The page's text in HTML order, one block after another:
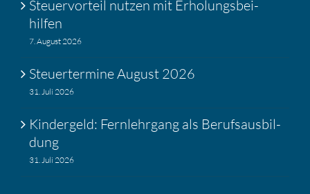
Steuer­vor­teil nutzen mit Erholungs­bei­
hilfen
7. August 2026
Steuer­ter­mine August 2026
31. Juli 2026
Kinder­geld: Fernlehr­gang als Berufs­aus­bil­
dung
31. Juli 2026